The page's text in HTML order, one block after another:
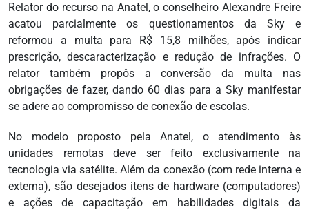
Relator do recurso na Anatel, o conselheiro Alexandre Freire
acatou parcialmente os questionamentos da Sky e
reformou a multa para R$ 15,8 milhões, após indicar
prescrição, descaracterização e redução de infrações. O
relator também propôs a conversão da multa nas
obrigações de fazer, dando 60 dias para a Sky manifestar
se adere ao compromisso de conexão de escolas.
No modelo proposto pela Anatel, o atendimento às
unidades remotas deve ser feito exclusivamente na
tecnologia via satélite. Além da conexão (com rede interna e
externa), são desejados itens de hardware (computadores)
e ações de capacitação em habilidades digitais da